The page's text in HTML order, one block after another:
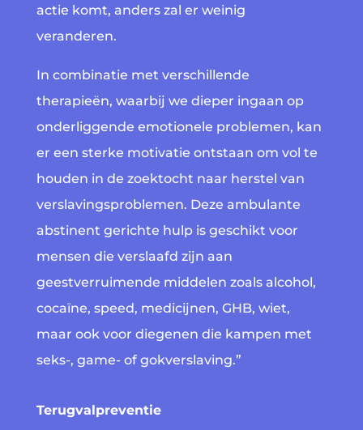
actie komt, anders zal er weinig
veranderen.
In combinatie met verschillende
therapieën, waarbij we dieper ingaan op
onderliggende emotionele problemen, kan
er een sterke motivatie ontstaan om vol te
houden in de zoektocht naar herstel van
verslavingsproblemen. Deze ambulante
abstinent gerichte hulp is geschikt voor
mensen die verslaafd zijn aan
geestverruimende middelen zoals alcohol,
cocaïne, speed, medicijnen, GHB, wiet,
maar ook voor diegenen die kampen met
seks-, game- of gokverslaving.”
Terugvalpreventie